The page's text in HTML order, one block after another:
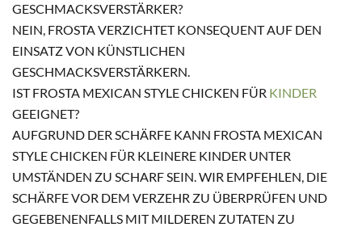
GESCHMACKSVERSTÄRKER?
NEIN, FROSTA VERZICHTET KONSEQUENT AUF DEN
EINSATZ VON KÜNSTLICHEN
GESCHMACKSVERSTÄRKERN.
IST FROSTA MEXICAN STYLE CHICKEN FÜR KINDER
GEEIGNET?
AUFGRUND DER SCHÄRFE KANN FROSTA MEXICAN
STYLE CHICKEN FÜR KLEINERE KINDER UNTER
UMSTÄNDEN ZU SCHARF SEIN. WIR EMPFEHLEN, DIE
SCHÄRFE VOR DEM VERZEHR ZU ÜBERPRÜFEN UND
GEGEBENENFALLS MIT MILDEREN ZUTATEN ZU